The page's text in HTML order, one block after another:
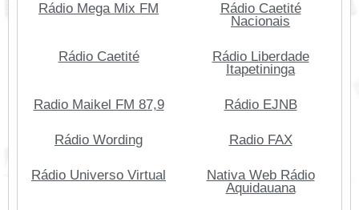
Rádio Mega Mix FM
Rádio Caetité
Nacionais
Rádio Caetité
Rádio Liberdade
Itapetininga
Radio Maikel FM 87,9 Rádio EJNB
Rádio Wording Radio FAX
Rádio Universo Virtual
Nativa Web Rádio
Aquidauana